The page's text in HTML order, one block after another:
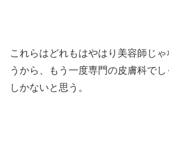
これらはどれもはやはり美容師じ
うから、もう一度専門の皮膚科で
しかないと思う。